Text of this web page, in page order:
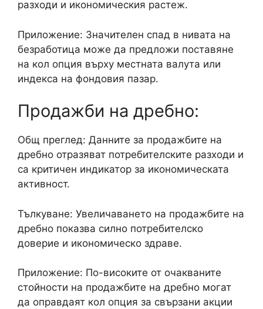
разходи и икономическия растеж.
Приложение: Значителен спад в нивата на
безработица може да предложи поставяне
на кол опция върху местната валута или
индекса на фондовия пазар.
Продажби на дребно:
Общ преглед: Данните за продажбите на
дребно отразяват потребителските разходи и
са критичен индикатор за икономическата
активност.
Тълкуване: Увеличаването на продажбите на
дребно показва силно потребителско
доверие и икономическо здраве.
Приложение: По-високите от очакваните
стойности на продажбите на дребно могат
да оправдаят кол опция за свързани акции